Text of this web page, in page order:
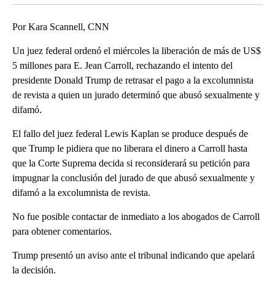
Por Kara Scannell, CNN
Un juez federal ordenó el miércoles la liberación de más de US$
5 millones para E. Jean Carroll, rechazando el intento del
presidente Donald Trump de retrasar el pago a la excolumnista
de revista a quien un jurado determinó que abusó sexualmente y
difamó.
El fallo del juez federal Lewis Kaplan se produce después de
que Trump le pidiera que no liberara el dinero a Carroll hasta
que la Corte Suprema decida si reconsiderará su petición para
impugnar la conclusión del jurado de que abusó sexualmente y
difamó a la excolumnista de revista.
No fue posible contactar de inmediato a los abogados de Carroll
para obtener comentarios.
Trump presentó un aviso ante el tribunal indicando que apelará
la decisión.